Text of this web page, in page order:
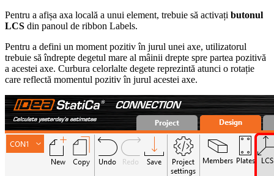
Pentru a afișa axa locală a unui element, trebuie să activați butonul
LCS din panoul de ribbon Labels.
Pentru a defini un moment pozitiv în jurul unei axe, utilizatorul
trebuie să îndrepte degetul mare al mâinii drepte spre partea pozitivă
a acestei axe. Curbura celorlalte degete reprezintă atunci o rotație
care reflectă momentul pozitiv în jurul acestei axe.